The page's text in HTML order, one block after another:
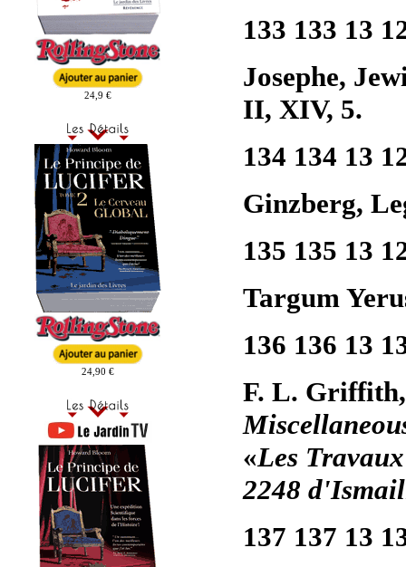
24,9 €
24,90 €
133 133 13
Josephe,
II, XIV, 5.
134 134 13
Ginzberg,
135 135 13
Targum
136 136 13
F. L.
«Les
2248
137 137 13